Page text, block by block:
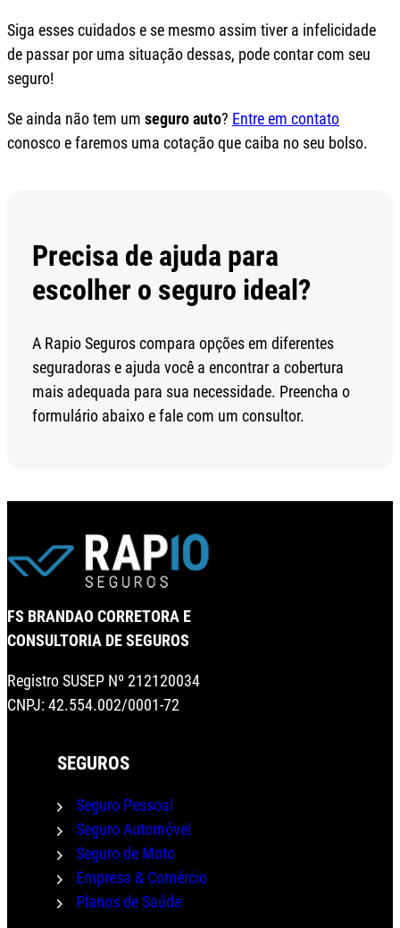
Siga esses cuidados e se mesmo assim tiver a infelicidade
de passar por uma situação dessas, pode contar com seu
seguro!
Se ainda não tem um seguro auto? Entre em contato
conosco e faremos uma cotação que caiba no seu bolso.
Precisa de ajuda para
escolher o seguro ideal?
A Rapio Seguros compara opções em diferentes
seguradoras e ajuda você a encontrar a cobertura
mais adequada para sua necessidade. Preencha o
formulário abaixo e fale com um consultor.
FS BRANDAO CORRETORA E
CONSULTORIA DE SEGUROS
Registro SUSEP Nº 212120034
CNPJ: 42.554.002/0001-72
SEGUROS
Seguro Pessoal
Seguro Automóvel
Seguro de Moto
Empresa & Comércio
Planos de Saúde